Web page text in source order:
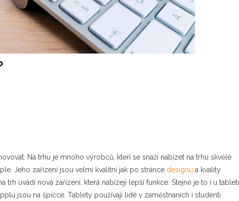
Na trhu je mnoho výrobců, kteří se snaží nabízet na trhu skvělé
Jeho zařízení jsou velmi kvalitní jak po stránce designu a kvality
trh uvádí nová zařízení, která nabízejí lepší funkce. Stejně je to i u
jsou na špičce. Tablety používají lidé v zaměstnáních i studenti